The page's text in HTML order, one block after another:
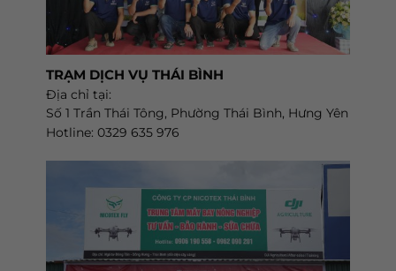
TRẠM DỊCH VỤ THÁI BÌNH
Địa chỉ tại:
Số 1 Trần Thái Tông, Phường Thái Bình, Hưng Yên
Hotline: 0329 635 976